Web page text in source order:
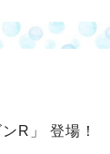
R」 登場！